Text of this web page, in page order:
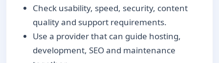
Check usability, speed, security, content
quality and support requirements.
Use a provider that can guide hosting,
development, SEO and maintenance